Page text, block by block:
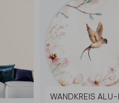
in drei
cm.
WANDKREIS